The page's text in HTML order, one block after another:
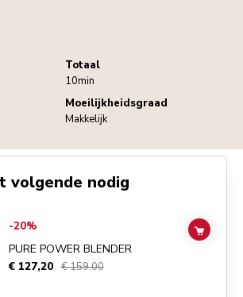
Totaal
10min
Moeilijkheidsgraad
Makkelijk
volgende nodig
-20%
PURE POWER BLENDER
€ 127,20 € 159,00
ADD